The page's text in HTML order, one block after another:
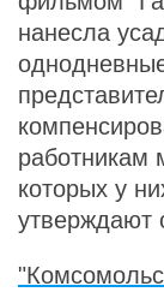
нанесла
работникам
которых у
утверждают